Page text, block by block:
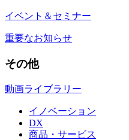
イベント＆セミナー
重要なお知らせ
その他
動画ライブラリー
イノベーション
DX
商品・サービス